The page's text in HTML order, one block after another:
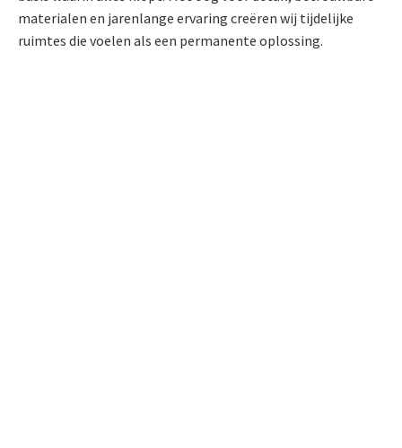
materialen en jarenlange ervaring creëren wij tijdelijke
ruimtes die voelen als een permanente oplossing.